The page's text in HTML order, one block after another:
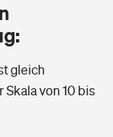
Alter?
gleich
von 10 bis